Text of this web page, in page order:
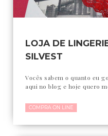
LOJA DE
SILVEST
Vocês sabem o quanto eu
aqui no blog e hoje quero
COMPRA ON LINE